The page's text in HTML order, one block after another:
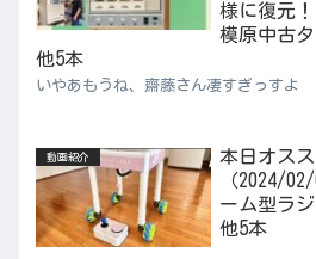
様に復元
模原中古
他5本
いやあもうね、齋藤さん凄すぎっすよ
動画紹介
本日オス
（2024/
ーム型ラ
他5本